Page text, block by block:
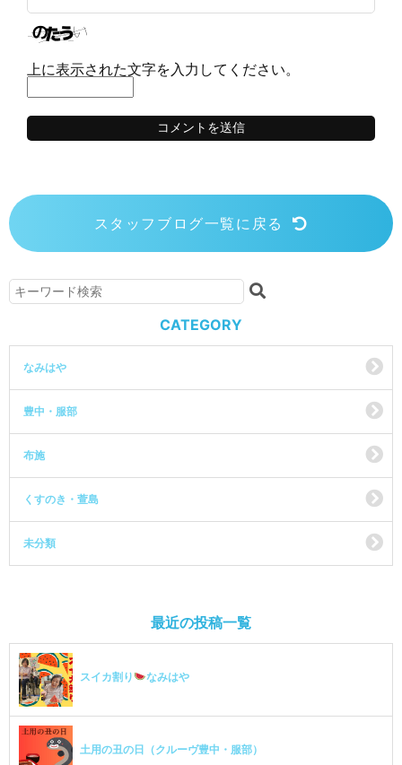
上に表示された文字を入力してください。
スタッフブログ一覧に戻る
CATEGORY
なみはや
豊中・服部
布施
くすのき・萱島
未分類
最近の投稿一覧
スイカ割り なみはや
土用の丑の日（クルーヴ豊中・服部）